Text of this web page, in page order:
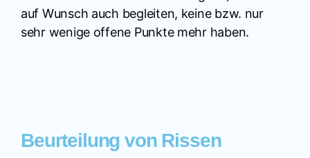
auf Wunsch auch begleiten, keine bzw. nur
sehr wenige offene Punkte mehr haben.
Beurteilung von Rissen